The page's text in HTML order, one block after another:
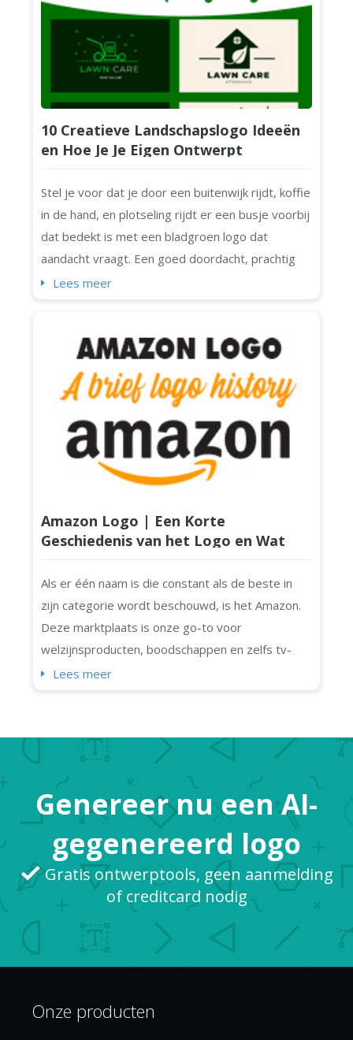
10 Creatieve Landschapslogo Ideeën
en Hoe Je Je Eigen Ontwerpt
Stel je voor dat je door een buitenwijk rijdt, koffie
in de hand, en plotseling rijdt er een busje voorbij
dat bedekt is met een bladgroen logo dat
aandacht vraagt. Een goed doordacht, prachtig
vormgegeven landscaping logo kan een echte
de buurt. Het maakt niet uit of je een tuinexpert
bent of een volledig team va...
Lees meer
Amazon Logo | Een Korte
Geschiedenis van het Logo en Wat
Maakt Het Zo Speciaal?
Als er één naam is die constant als de beste in
zijn categorie wordt beschouwd, is het Amazon.
Deze marktplaats is onze go-to voor
welzijnsproducten, boodschappen en zelfs tv-
shows! Het is het merk waar miljoenen
kunnen hier ook virtueel (en letterlijk) alles kopen
wat we nodig hebben. Dankzij het Amazon-logo,
dat wereldw...
Lees meer
Genereer nu een AI-
gegenereerd logo
Gratis ontwerptools, geen aanmelding
of creditcard nodig
Onze producten